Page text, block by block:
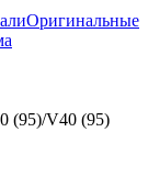
Оригинальные
V40 (95)